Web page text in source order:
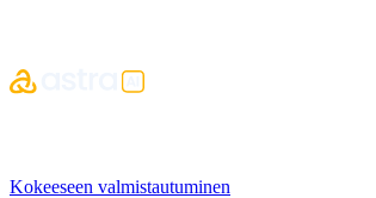
Kokeeseen valmistautuminen